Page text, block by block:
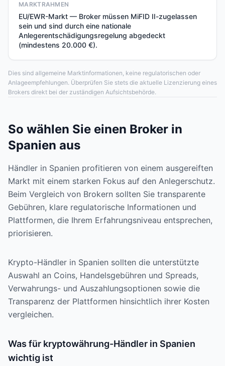
MARKTRAHMEN
EU/EWR-Markt — Broker müssen MiFID II-zugelassen
sein und sind durch eine nationale
Anlegerentschädigungsregelung abgedeckt
(mindestens 20.000 €).
Dies sind allgemeine Marktinformationen, keine regulatorischen oder
Anlageempfehlungen. Überprüfen Sie stets die aktuelle Lizenzierung eines
Brokers direkt bei der zuständigen Aufsichtsbehörde.
So wählen Sie einen Broker in
Spanien aus
Händler in Spanien profitieren von einem ausgereiften
Markt mit einem starken Fokus auf den Anlegerschutz.
Beim Vergleich von Brokern sollten Sie transparente
Gebühren, klare regulatorische Informationen und
Plattformen, die Ihrem Erfahrungsniveau entsprechen,
priorisieren.
Krypto-Händler in Spanien sollten die unterstützte
Auswahl an Coins, Handelsgebühren und Spreads,
Verwahrungs- und Auszahlungsoptionen sowie die
Transparenz der Plattformen hinsichtlich ihrer Kosten
vergleichen.
Was für kryptowährung-Händler in Spanien
wichtig ist